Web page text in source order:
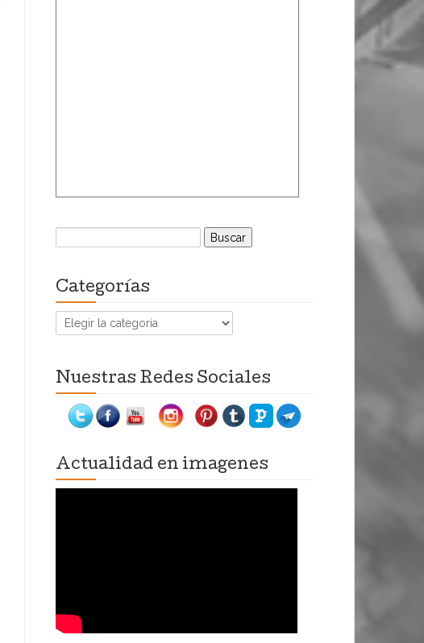
Buscar:
Categorías
Categorías
Nuestras Redes Sociales
Actualidad en imagenes